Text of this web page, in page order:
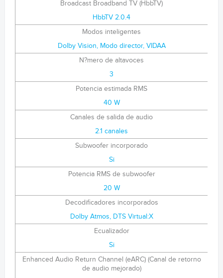
Broadcast Broadband TV (HbbTV)
HbbTV 2.0.4
Modos inteligentes
Dolby Vision, Modo director, VIDAA
N?mero de altavoces
3
Potencia estimada RMS
40 W
Canales de salida de audio
2.1 canales
Subwoofer incorporado
Si
Potencia RMS de subwoofer
20 W
Decodificadores incorporados
Dolby Atmos, DTS Virtual:X
Ecualizador
Si
Enhanced Audio Return Channel (eARC) (Canal de retorno
de audio mejorado)